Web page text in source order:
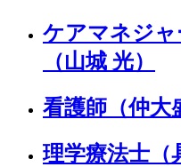
ケアマネジャ
（山城 光）
看護師（仲大
理学療法士（